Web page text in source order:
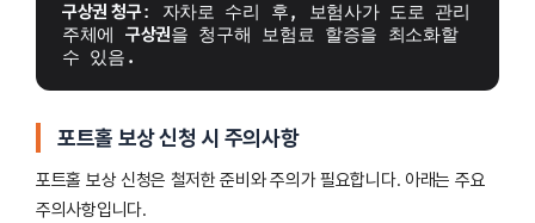
구상권 청구: 자차로 수리 후, 보험사가 도로 관리
주체에 구상권을 청구해 보험료 할증을 최소화할
수 있음.
포트홀 보상 신청 시 주의사항
포트홀 보상 신청은 철저한 준비와 주의가 필요합니다. 아래는 주요
주의사항입니다.